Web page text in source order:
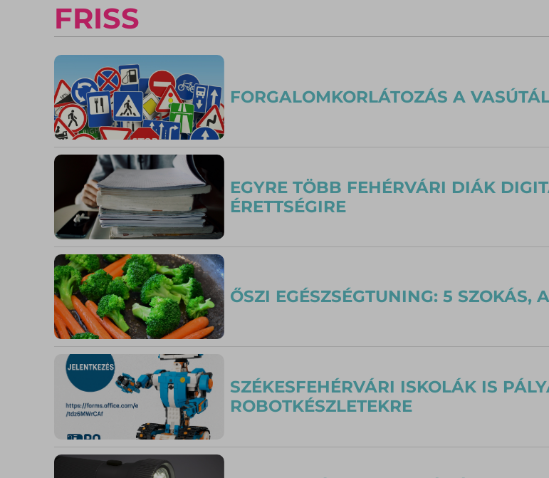
FRISS
FORGALOMKORLÁTOZÁS A
EGYRE TÖBB FEHÉRVÁRI DIÁK
ÉRETTSÉGIRE
ŐSZI EGÉSZSÉGTUNING: 5 SZOKÁS,
SZÉKESFEHÉRVÁRI ISKOLÁK IS
ROBOTKÉSZLETEKRE